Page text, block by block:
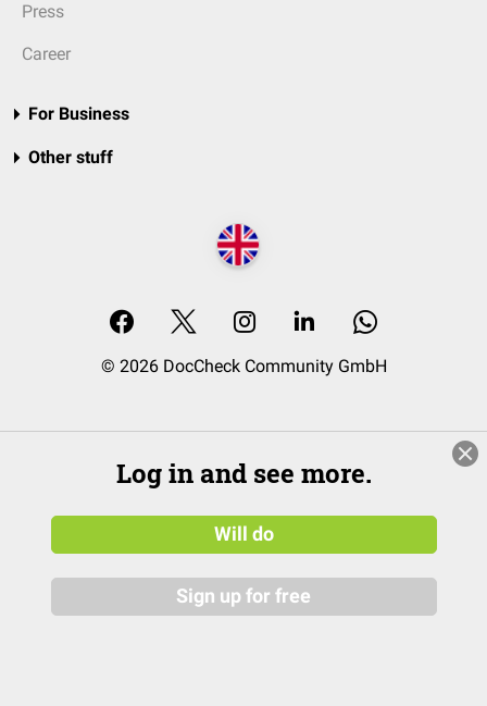
Press
Career
For Business
Other stuff
© 2026 DocCheck Community GmbH
Log in and see more.
Will do
Sign up for free